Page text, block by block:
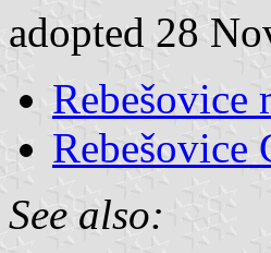
adopted 28
Rebešovice
See also: